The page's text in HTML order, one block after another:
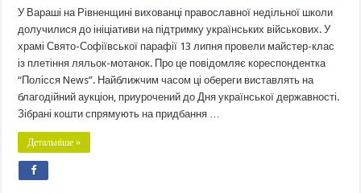
У Вараші на Рівненщині вихованці православної недільної школи
долучилися до ініціативи на підтримку українських військових. У
храмі Свято-Софіївської парафії 13 липня провели майстер-клас
із плетіння ляльок-мотанок. Про це повідомляє кореспондентка
“Полісся News”. Найближчим часом ці обереги виставлять на
благодійний аукціон, приурочений до Дня української державності.
Зібрані кошти спрямують на придбання …
Детальніше »